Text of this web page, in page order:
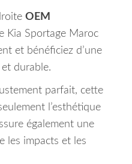
OEM
Kia Sportage Maroc
et bénéficiez d’une
durable.
parfait, cette
l’esthétique
également une
les impacts et les